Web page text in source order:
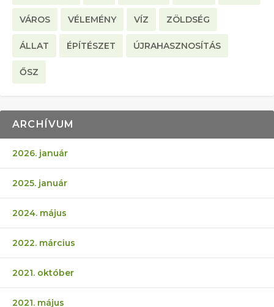
VÁROS VÉLEMÉNY VÍZ ZÖLDSÉG
ÁLLAT ÉPÍTÉSZET ÚJRAHASZNOSÍTÁS
ŐSZ
ARCHÍVUM
2026. január
2025. január
2024. május
2022. március
2021. október
2021. május